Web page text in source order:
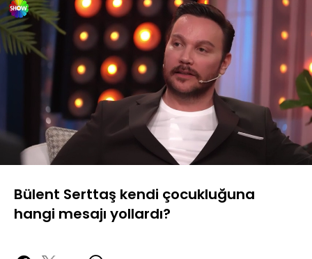
Sesi
Aç
480P
Yüklendi:
20.82%
Hızı
Bülent Serttaş kendi çocukluğuna
hangi mesajı yollardı?